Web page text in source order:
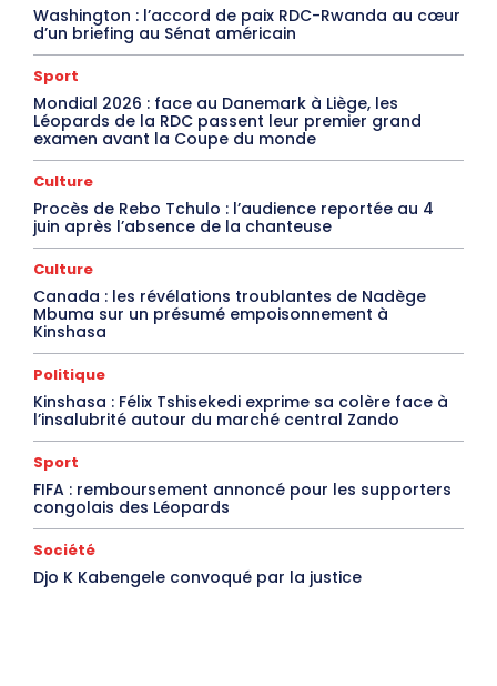
Washington : l’accord de paix RDC-Rwanda au cœur
d’un briefing au Sénat américain
Sport
Mondial 2026 : face au Danemark à Liège, les
Léopards de la RDC passent leur premier grand
examen avant la Coupe du monde
Culture
Procès de Rebo Tchulo : l’audience reportée au 4
juin après l’absence de la chanteuse
Culture
Canada : les révélations troublantes de Nadège
Mbuma sur un présumé empoisonnement à
Kinshasa
Politique
Kinshasa : Félix Tshisekedi exprime sa colère face à
l’insalubrité autour du marché central Zando
Sport
FIFA : remboursement annoncé pour les supporters
congolais des Léopards
Société
Djo K Kabengele convoqué par la justice